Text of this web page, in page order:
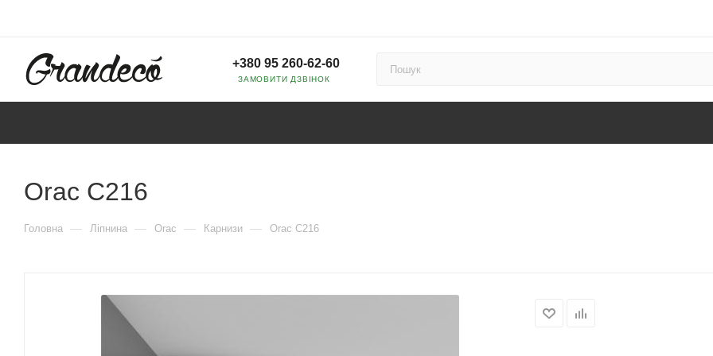
+380 95 260-62-60
ЗАМОВИТИ ДЗВІНОК
Orac C216
Головна — Ліпнина — Orac — Карнизи — Orac C216